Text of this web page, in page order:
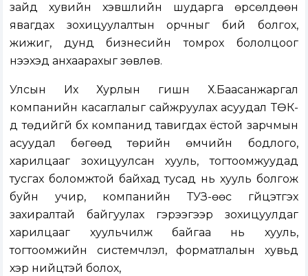
зайд хувийн хэвшлийн шударга өрсөлдөөн
явагдах зохицуулалтын орчныг бий болгох,
жижиг, дунд бизнесийн томрох бололцоог
нээхэд анхаарахыг зөвлөв.
Улсын Их Хурлын гишүүн Х.Баасанжаргал
компанийн касаглалыг сайжруулах асуудал ТӨК-
д төдийгүй бүх компанид тавигдах ёстой зарчмын
асуудал бөгөөд төрийн өмчийн бодлого,
харилцааг зохицуулсан хууль, тогтоомжуудад
тусгах боломжтой байхад тусад нь хууль болгож
буйн учир, компанийн ТУЗ-өөс гүйцэтгэх
захиралтай байгуулах гэрээгээр зохицуулдаг
харилцааг хуульчилж байгаа нь хууль,
тогтоомжийн системчлэл, форматлалын хувьд
хэр нийцтэй болох,